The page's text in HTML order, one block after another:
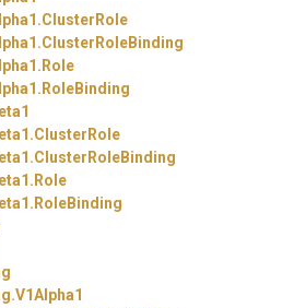
ClusterRole
ClusterRoleBinding
Role
RoleBinding
ClusterRole
ClusterRoleBinding
Role
RoleBinding
V1Alpha1